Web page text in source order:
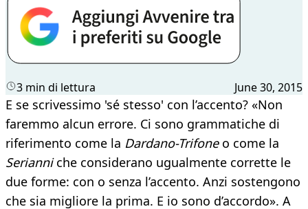
3 min di lettura June 30, 2015
E se scrivessimo 'sé stesso' con l’accento? «Non
faremmo alcun errore. Ci sono grammatiche di
riferimento come la Dardano-Trifoneo come la
Serianniche considerano ugualmente corrette le
due forme: con o senza l’accento. Anzi sostengono
che sia migliore la prima. E io sono d’accordo». A